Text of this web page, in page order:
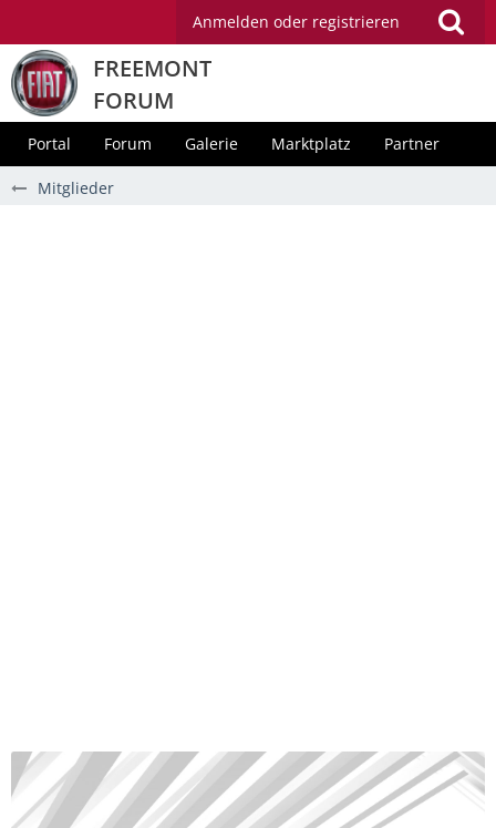
Anmelden oder registrieren
FREEMONT
FORUM
Portal Forum Galerie Marktplatz Partner
Mitglieder